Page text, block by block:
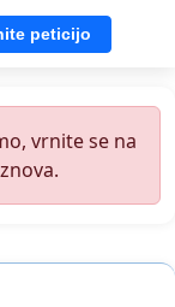
peticijo
vrnite se na